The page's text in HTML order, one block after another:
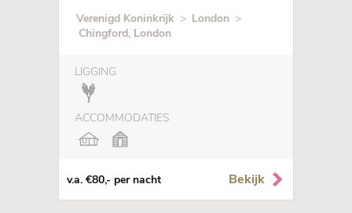
Verenigd Koninkrijk > London >
Chingford, London
LIGGING
ACCOMMODATIES
v.a. €80,- per nacht Bekijk